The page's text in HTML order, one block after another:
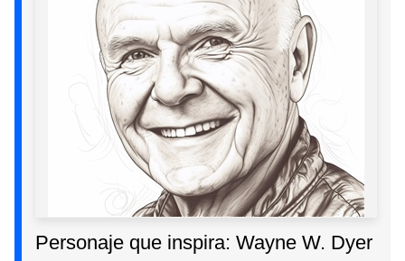
Personaje que inspira: Wayne W. Dyer